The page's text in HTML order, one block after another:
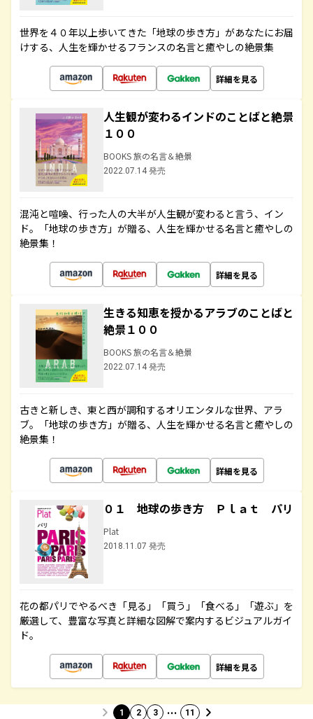
世界を４０年以上歩いてきた「地球の歩き方」があなたにお届
けする、人生を輝かせるフランスの名言と癒やしの絶景集
詳細を見る
人生観が変わるインドのことばと絶景
１００
BOOKS 旅の名言＆絶景
2022.07.14 発売
混沌と喧噪、行った人の大半が人生観が変わると言う、イン
ド。「地球の歩き方」が贈る、人生を輝かせる名言と癒やしの
絶景集！
詳細を見る
生きる知恵を授かるアラブのことばと
絶景１００
BOOKS 旅の名言＆絶景
2022.07.14 発売
古きと新しき、東と西が調和するオリエンタルな世界、アラ
ブ。「地球の歩き方」が贈る、人生を輝かせる名言と癒やしの
絶景集！
詳細を見る
０１ 地球の歩き方 Ｐｌａｔ パリ
Plat
2018.11.07 発売
花の都パリでやるべき「見る」「買う」「食べる」「遊ぶ」を
厳選して、豊富な写真と詳細な図解で案内するビジュアルガイ
ド。
詳細を見る
1 2 3 … 11